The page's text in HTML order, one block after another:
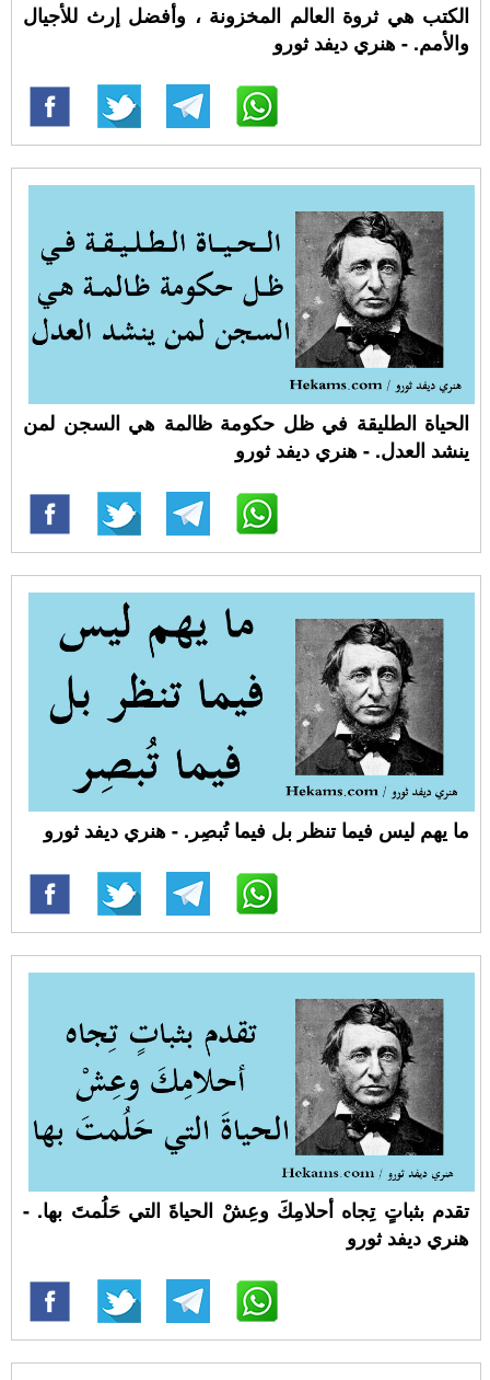
الكتب هي ثروة العالم المخزونة ، وأفضل إرث للأجيال
والأمم. - هنري ديفد ثورو
الحياة الطليقة في ظل حكومة ظالمة هي السجن لمن
ينشد العدل. - هنري ديفد ثورو
ما يهم ليس فيما تنظر بل فيما تُبصِر. - هنري ديفد ثورو
تقدم بثباتٍ تِجاه أحلامِكَ وعِشْ الحياةَ التي حَلُمتَ بها. -
هنري ديفد ثورو